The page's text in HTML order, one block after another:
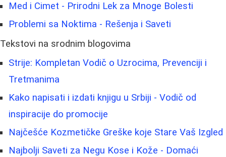
Med i Cimet - Prirodni Lek za Mnoge Bolesti
Problemi sa Noktima - Rešenja i Saveti
Tekstovi na srodnim blogovima
Strije: Kompletan Vodič o Uzrocima, Prevenciji i
Tretmanima
Kako napisati i izdati knjigu u Srbiji - Vodič od
inspiracije do promocije
Najčešće Kozmetičke Greške koje Stare Vaš Izgled
Najbolji Saveti za Negu Kose i Kože - Domaći